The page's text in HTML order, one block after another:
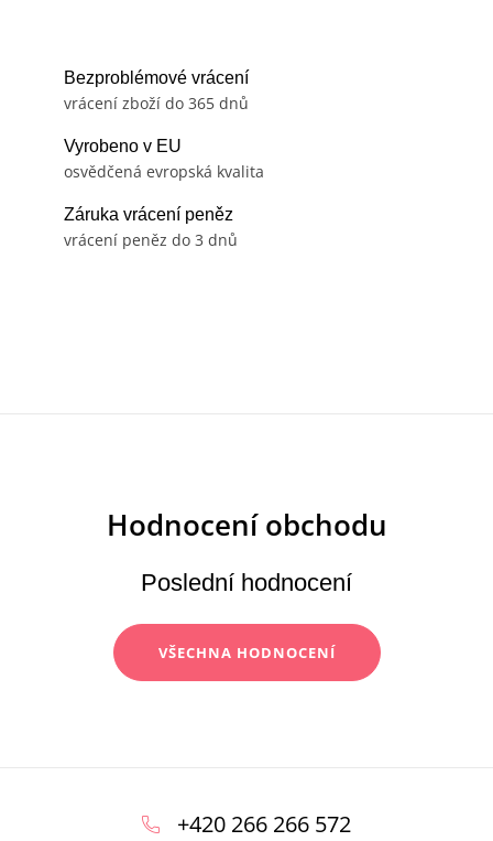
Bezproblémové vrácení
vrácení zboží do 365 dnů
Vyrobeno v EU
osvědčená evropská kvalita
Záruka vrácení peněz
vrácení peněz do 3 dnů
Poslední hodnocení
VŠECHNA HODNOCENÍ
+420 266 266 572